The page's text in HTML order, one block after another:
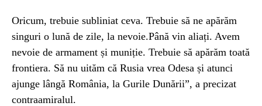
Oricum, trebuie subliniat ceva. Trebuie să ne apărăm
singuri o lună de zile, la nevoie.Până vin aliați. Avem
nevoie de armament și muniție. Trebuie să apărăm toată
frontiera. Să nu uităm că Rusia vrea Odesa și atunci
ajunge lângă România, la Gurile Dunării”, a precizat
contraamiralul.